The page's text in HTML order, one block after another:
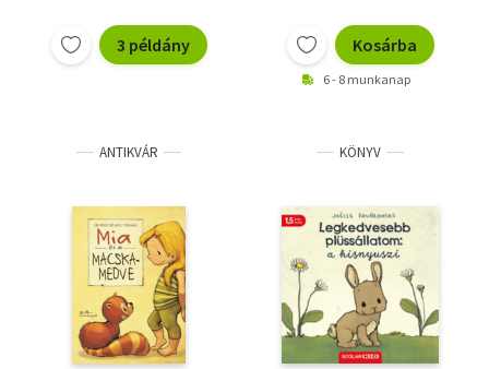
3 példány Kosárba
6 - 8 munkanap
ANTIKVÁR KÖNYV